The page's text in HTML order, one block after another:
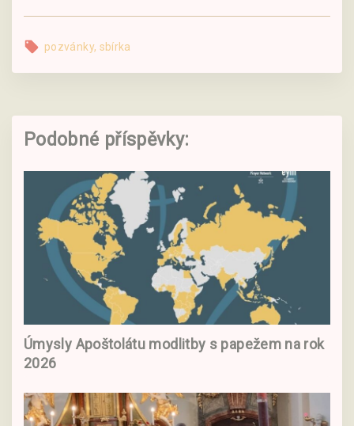
pozvánky sbírka
Podobné příspěvky:
Úmysly Apoštolátu modlitby s papežem na rok
2026